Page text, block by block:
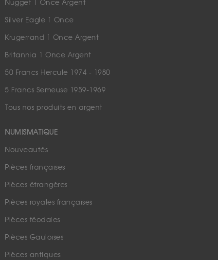
Nugget 1 Once Argent
Silver Eagle 1 Once
Krugerrand 1 Once Argent
Britannia 1 Once Argent
50 Francs Hercule 1974 - 1980
5 Francs Semeuse 1959-1969
Tous nos produits en argent
NUMISMATIQUE
Nouveautés
Pièces françaises
Pièces étrangères
Pièces royales françaises
Pièces féodales
Pièces Gauloises
Pièces antiques